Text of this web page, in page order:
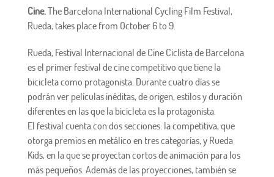
Cine.The Barcelona International Cycling Film Festival,
Rueda, takes place from October 6 to 9.
Rueda, Festival Internacional de CineCiclista de Barcelona
es el primer festival de cinecompetitivo que tiene la
bicicleta como protagonista. Durante cuatro días se
podrán ver películas inéditas, de origen, estilos y duración
diferentes en las que la bicicleta es la protagonista.
El festival cuenta con dos secciones: la competitiva, que
otorga premios en metálico en tres categorías, y Rueda
Kids, en la que se proyectan cortos de animación para los
más pequeños. Además de las proyecciones, también se